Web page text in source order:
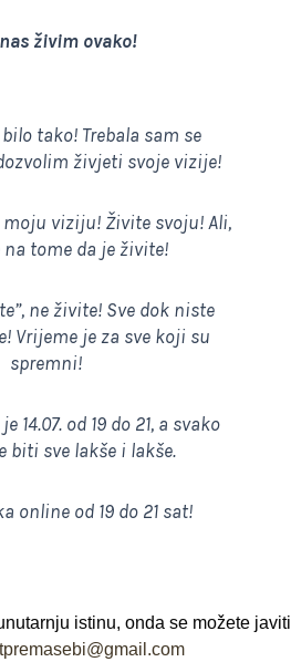
živim ovako!
tako! Trebala sam se
živjeti svoje vizije!
viziju! Živite svoju! Ali,
tome da je živite!
ne živite! Sve dok niste
Vrijeme je za sve koji su
spremni!
14.07. od 19 do 21, a svako
biti sve lakše i lakše.
online od 19 do 21 sat!
istinu, onda se možete javiti